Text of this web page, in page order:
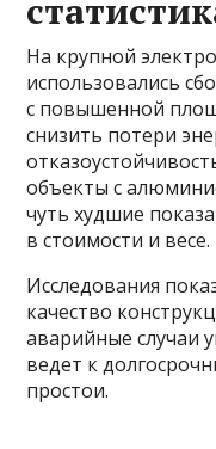
На крупной
использовались
с повышенной
снизить потери
объекты с
чуть худшие
в стоимости и весе.
Исследования
качество
аварийные случаи
ведет к
простои.